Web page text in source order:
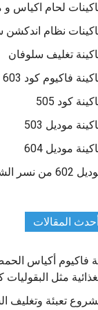
لحام اكياس و
نظام
تغليف سلوفان
فاكيوم كود 603
كود 505
موديل 503
موديل 604
من نسر الشرق
أحدث المقالات
فاكيوم أكياس
مثل البقوليات كود 604 من نسر